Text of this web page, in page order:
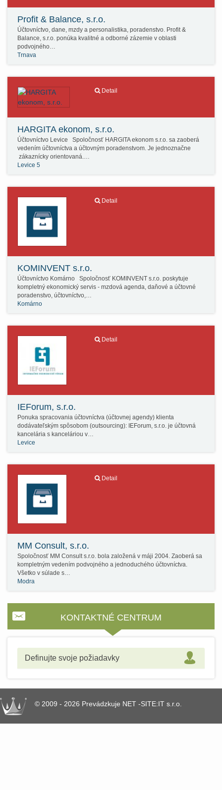
Profit & Balance, s.r.o.
Účtovníctvo, dane, mzdy a personalistika, poradenstvo. Profit &
Balance, s.r.o. ponúka kvalitné a odborné zázemie v oblasti
podvojného…
Trnava
Detail
HARGITA ekonom, s.r.o.
Účtovníctvo Levice Spoločnosť HARGITA ekonom s.r.o. sa zaoberá
vedením účtovníctva a účtovným poradenstvom. Je jednoznačne
zákaznícky orientovaná.…
Levice 5
Detail
KOMINVENT s.r.o.
Účtovníctvo Komárno Spoločnosť KOMINVENT s.r.o. poskytuje
kompletný ekonomický servis - mzdová agenda, daňové a účtovné
poradenstvo, účtovníctvo,…
Komárno
Detail
IEForum, s.r.o.
Ponuka spracovania účtovníctva (účtovnej agendy) klienta
dodávateľským spôsobom (outsourcing): IEForum, s.r.o. je účtovná
kancelária s kanceláriou v…
Levice
Detail
MM Consult, s.r.o.
Spoločnosť MM Consult s.r.o. bola založená v máji 2004. Zaoberá sa
kompletným vedením podvojného a jednoduchého účtovníctva.
Všetko v súlade s…
Modra
KONTAKTNÉ CENTRUM
Definujte svoje požiadavky
© 2009 - 2026 Prevádzkuje NET -SITE:IT s.r.o.